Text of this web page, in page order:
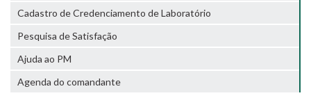
Cadastro de Credenciamento de Laboratório
Pesquisa de Satisfação
Ajuda ao PM
Agenda do comandante